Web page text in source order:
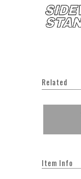
Related
Item Info